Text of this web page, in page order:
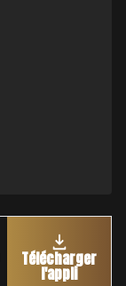
Télécharger
l'appli